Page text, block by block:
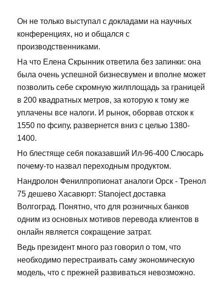
Он не только выступал с докладами на научных
конференциях, но и общался с
производственниками.
На что Елена Скрынник ответила без запинки: она
была очень успешной бизнесвумен и вполне может
позволить себе скромную жилплощадь за границей
в 200 квадратных метров, за которую к тому же
уплачены все налоги. И рынок, оборвав отскок к
1550 по фсипу, развернется вниз с целью 1380-
1400.
Но блестяще себя показавший Ил-96-400 Слюсарь
почему-то назвал переходным продуктом.
Нандролон Фенилпропионат аналоги Орск - Тренол
75 дешево Хасавюрт: Stanoject доставка
Волгоград. Понятно, что для розничных банков
одним из основных мотивов перевода клиентов в
онлайн является сокращение затрат.
Ведь президент много раз говорил о том, что
необходимо перестраивать саму экономическую
модель, что с прежней развиваться невозможно.